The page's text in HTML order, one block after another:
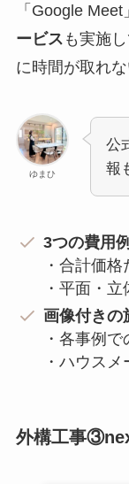
「Google
ービス も実施
に時間が取れ
ゆまひ
公
報
3つの費用例
・合計価
・平面・
画像付きの
・各事例
・ハウス
外構工事